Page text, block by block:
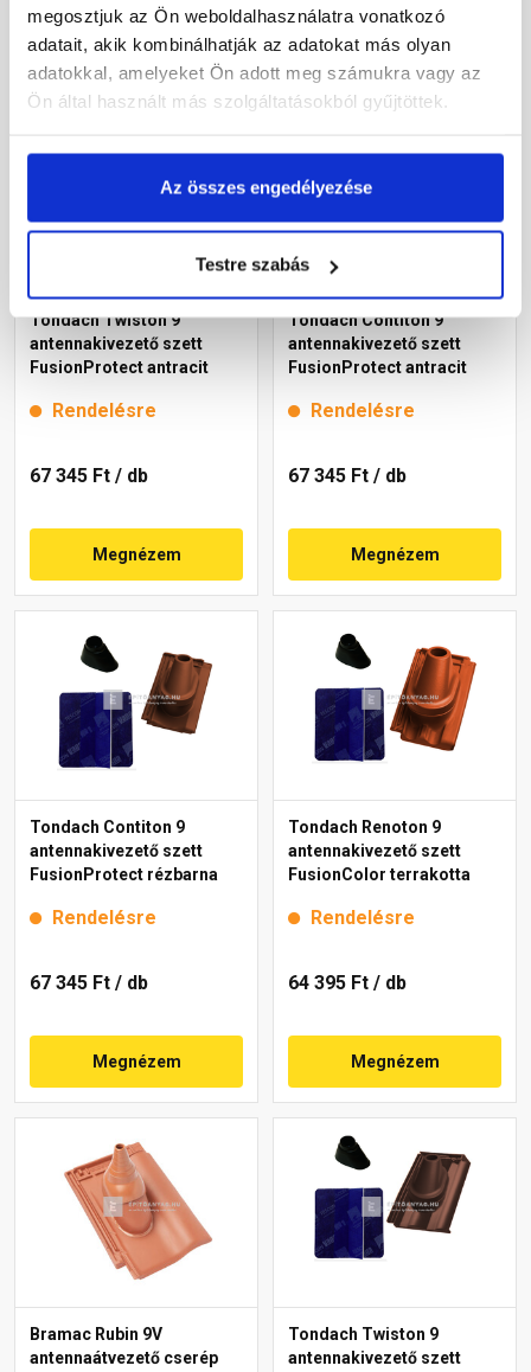
megosztjuk az Ön weboldalhasználatra vonatkozó
adatait, akik kombinálhatják az adatokat más olyan
adatokkal, amelyeket Ön adott meg számukra vagy az
Ön által használt más szolgáltatásokból gyűjtöttek.
Az összes engedélyezése
Testre szabás
Megnézem Megnézem
Tondach Twiston 9
antennakivezető szett
FusionProtect antracit
Rendelésre
67 345 Ft / db
Megnézem
Tondach Contiton 9
antennakivezető szett
FusionProtect antracit
Rendelésre
67 345 Ft / db
Megnézem
Tondach Contiton 9
antennakivezető szett
FusionProtect rézbarna
Rendelésre
67 345 Ft / db
Megnézem
Tondach Renoton 9
antennakivezető szett
FusionColor terrakotta
Rendelésre
64 395 Ft / db
Megnézem
Bramac Rubin 9V
antennaátvezető cserép
Tondach Twiston 9
antennakivezető szett